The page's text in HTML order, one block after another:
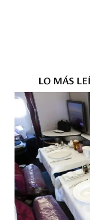
LO MÁS